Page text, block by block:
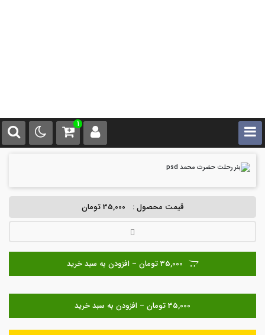
1
قیمت محصول : 35,000 تومان
35,000 تومان – افزودن به سبد خرید